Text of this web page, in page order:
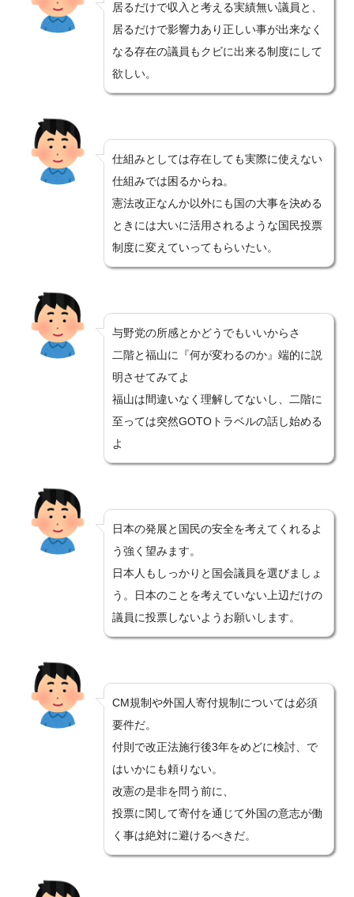
居るだけで収入と考える実績無い議員と、
居るだけで影響力あり正しい事が出来なく
なる存在の議員もクビに出来る制度にして
欲しい。
仕組みとしては存在しても実際に使えない
仕組みでは困るからね。
憲法改正なんか以外にも国の大事を決める
ときには大いに活用されるような国民投票
制度に変えていってもらいたい。
与野党の所感とかどうでもいいからさ
二階と福山に『何が変わるのか』端的に説
明させてみてよ
福山は間違いなく理解してないし、二階に
至っては突然GOTOトラベルの話し始める
よ
日本の発展と国民の安全を考えてくれるよ
う強く望みます。
日本人もしっかりと国会議員を選びましょ
う。日本のことを考えていない上辺だけの
議員に投票しないようお願いします。
CM規制や外国人寄付規制については必須
要件だ。
付則で改正法施行後3年をめどに検討、で
はいかにも頼りない。
改憲の是非を問う前に、
投票に関して寄付を通じて外国の意志が働
く事は絶対に避けるべきだ。